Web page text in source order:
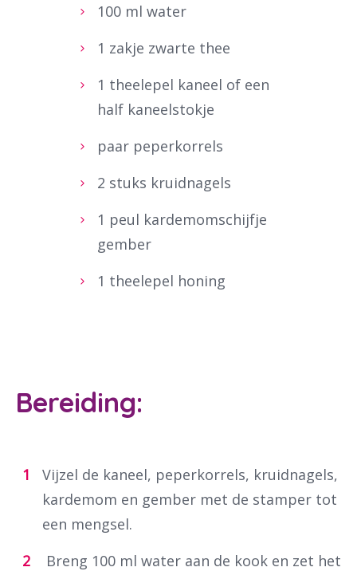
100 ml water
1 zakje zwarte thee
1 theelepel kaneel of een
half kaneelstokje
paar peperkorrels
2 stuks kruidnagels
1 peul kardemomschijfje
gember
1 theelepel honing
Bereiding:
Vijzel de kaneel, peperkorrels, kruidnagels,
kardemom en gember met de stamper tot
een mengsel.
Breng 100 ml water aan de kook en zet het